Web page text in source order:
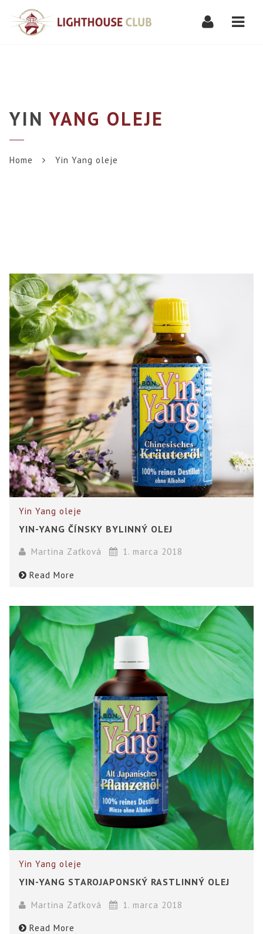
YIN YANG OLEJE
Home Yin Yang oleje
Yin Yang oleje
YIN-YANG ČÍNSKY BYLINNÝ OLEJ
Martina Zaťková 1. marca 2018
Read More
Yin Yang oleje
YIN-YANG STAROJAPONSKÝ RASTLINNÝ OLEJ
Martina Zaťková 1. marca 2018
Read More